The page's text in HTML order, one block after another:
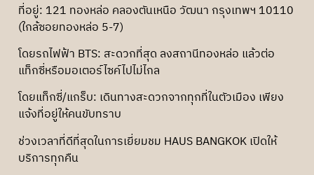
ที่อยู่: 121 ทองหล่อ คลองตันเหนือ วัฒนา กรุงเทพฯ 10110
(ใกล้ซอยทองหล่อ 5-7)
โดยรถไฟฟ้า BTS: สะดวกที่สุด ลงสถานีทองหล่อ แล้วต่อ
แท็กซี่หรือมอเตอร์ไซค์ไปไม่ไกล
โดยแท็กซี่/แกร็บ: เดินทางสะดวกจากทุกที่ในตัวเมือง เพียง
แจ้งที่อยู่ให้คนขับทราบ
ช่วงเวลาที่ดีที่สุดในการเยี่ยมชม HAUS BANGKOK เปิดให้
บริการทุกคืน